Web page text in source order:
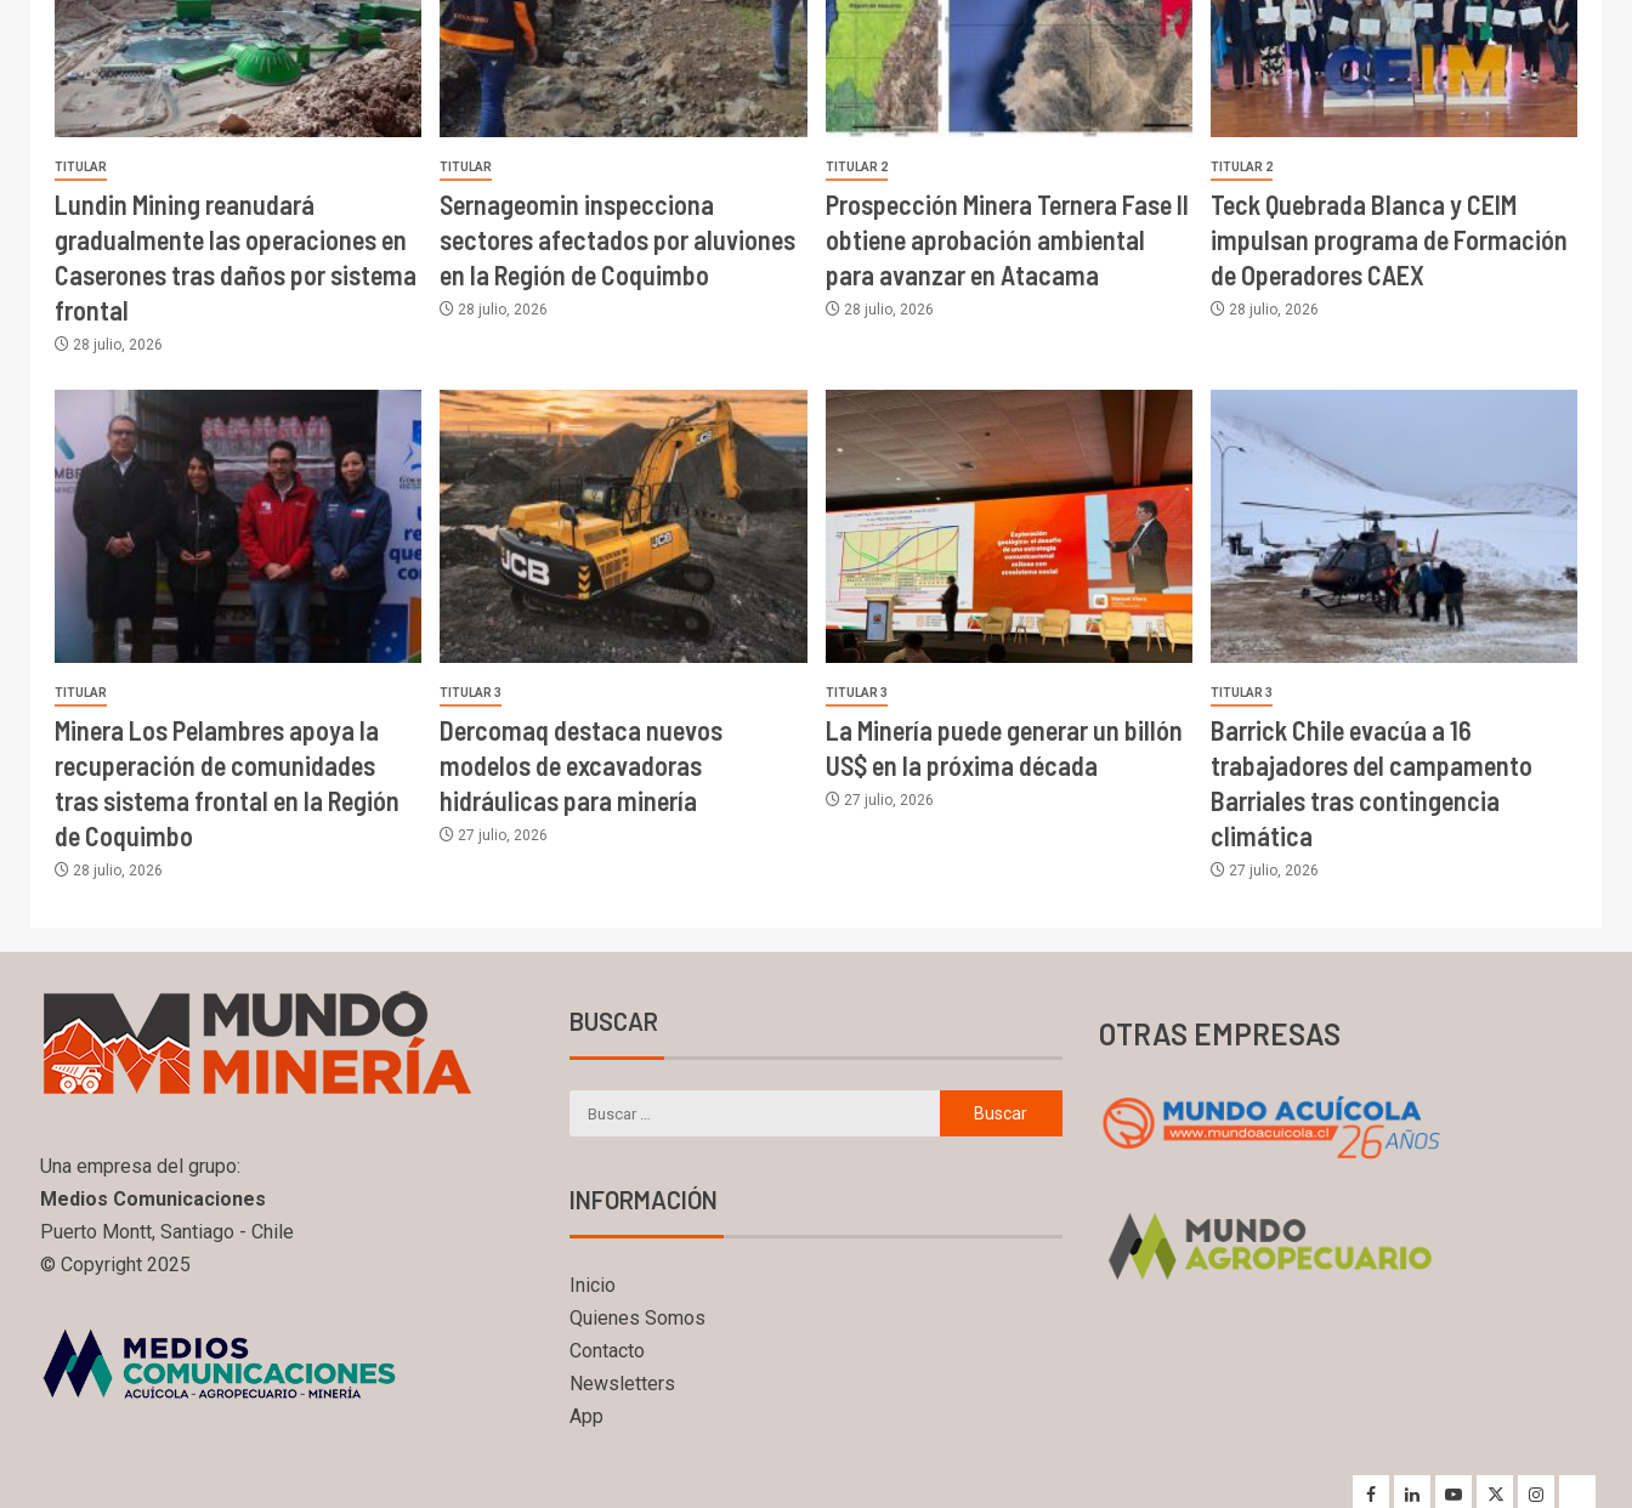
TITULAR
Lundin Mining reanudará
gradualmente las operaciones en
Caserones tras daños por sistema
frontal
28 julio, 2026
TITULAR
Sernageomin inspecciona
sectores afectados por aluviones
en la Región de Coquimbo
28 julio, 2026
TITULAR 2
Prospección Minera Ternera Fase II
obtiene aprobación ambiental
para avanzar en Atacama
28 julio, 2026
TITULAR 2
Teck Quebrada Blanca y CEIM
impulsan programa de Formación
de Operadores CAEX
28 julio, 2026
TITULAR
Minera Los Pelambres apoya la
recuperación de comunidades
tras sistema frontal en la Región
de Coquimbo
28 julio, 2026
TITULAR 3
Dercomaq destaca nuevos
modelos de excavadoras
hidráulicas para minería
27 julio, 2026
TITULAR 3
La Minería puede generar un billón
US$ en la próxima década
27 julio, 2026
TITULAR 3
Barrick Chile evacúa a 16
trabajadores del campamento
Barriales tras contingencia
climática
27 julio, 2026
Una empresa del grupo:
Medios Comunicaciones
Puerto Montt, Santiago - Chile
© Copyright 2025
BUSCAR
INFORMACIÓN
Inicio
Quienes Somos
Contacto
Newsletters
App
OTRAS EMPRESAS